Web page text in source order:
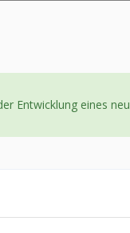
Entwicklung eines